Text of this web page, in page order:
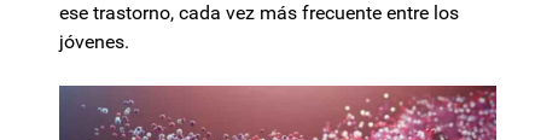
ese trastorno, cada vez más frecuente entre los
jóvenes.